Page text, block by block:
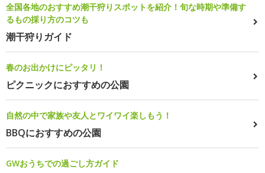
全国各地のおすすめ潮干狩りスポットを紹介！旬な時期や準備す
るもの採り方のコツも
潮干狩りガイド
春のお出かけにピッタリ！
ピクニックにおすすめの公園
自然の中で家族や友人とワイワイ楽しもう！
BBQにおすすめの公園
GWおうちでの過ごし方ガイド